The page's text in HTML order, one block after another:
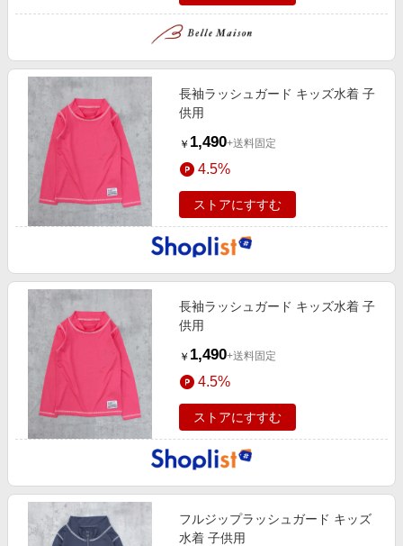
長袖ラッシュガード キッズ水着 子
供用
￥ 1,490+送料固定
4.5%
ストアにすすむ
長袖ラッシュガード キッズ水着 子
供用
￥ 1,490+送料固定
4.5%
ストアにすすむ
フルジップラッシュガード キッズ
水着 子供用